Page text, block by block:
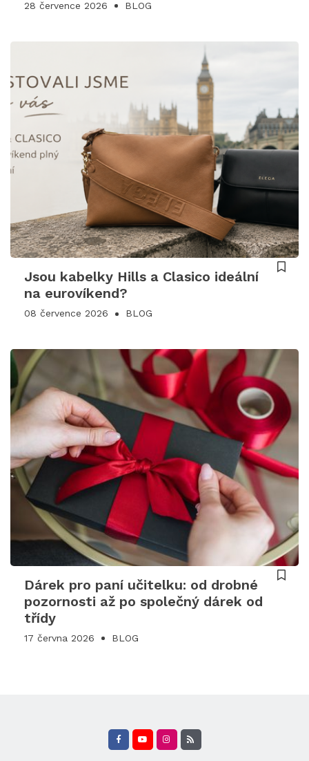
28 července 2026 BLOG
Jsou kabelky Hills a Clasico ideální
na eurovíkend?
08 července 2026 BLOG
Dárek pro paní učitelku: od drobné
pozornosti až po společný dárek od
třídy
17 června 2026 BLOG